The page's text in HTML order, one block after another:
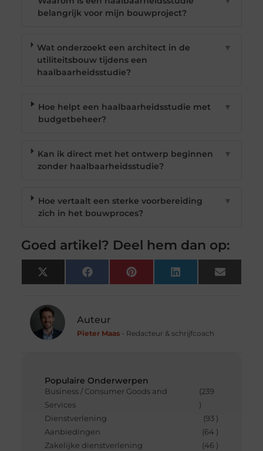
Populaire Onderwerpen
Business / Consumer Goods and
Services
(239
)
Dienstverlening
(93 )
Aanbiedingen
(64 )
Zakelijke dienstverlening
(46 )
belangrijk voor mijn bouwproject?
Wat onderzoekt een architect in de
utiliteitsbouw tijdens een
haalbaarheidsstudie?
▼
Hoe helpt een haalbaarheidsstudie met
budgetbeheer?
▼
Kan ik direct met het ontwerp beginnen
zonder haalbaarheidsstudie?
▼
Hoe vertaalt een sterke voorbereiding
zich in het bouwproces?
▼
Goed artikel? Deel hem dan op:
X
(Twitter)
FacebookPinterest LinkedIn Email
Auteur
Pieter Maas- Redacteur & schrijfcoach